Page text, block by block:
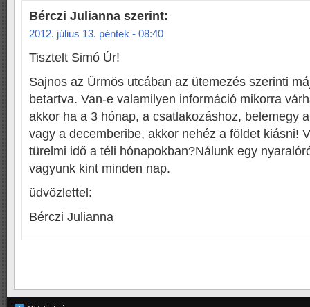
Bérczi Julianna szerint:
2012. július 13. péntek - 08:40
Tisztelt Simó Úr!
Sajnos az Ürmös utcában az ütemezés szerinti
betartva. Van-e valamilyen információ mikorra
akkor ha a 3 hónap, a csatlakozáshoz, belemegy
vagy a decemberibe, akkor nehéz a földet kiásni!
türelmi idő a téli hónapokban?Nálunk egy
vagyunk kint minden nap.
üdvözlettel:
Bérczi Julianna